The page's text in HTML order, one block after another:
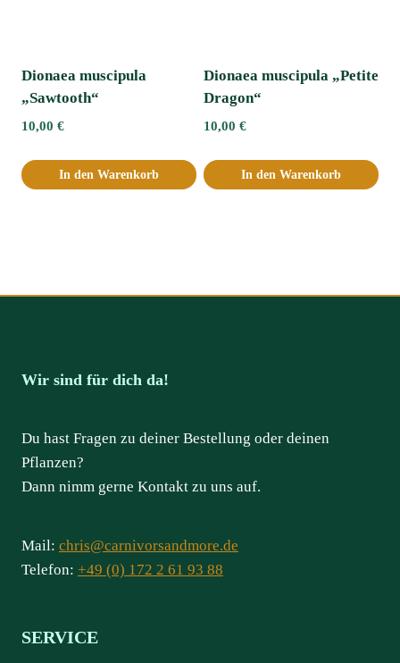
Dionaea muscipula
„Sawtooth“
10,00 €
In den Warenkorb
Dionaea muscipula „Petite
Dragon“
10,00 €
In den Warenkorb
Wir sind für dich da!
Du hast Fragen zu deiner Bestellung oder deinen
Pflanzen?
Dann nimm gerne Kontakt zu uns auf.
Mail: chris@carnivorsandmore.de
Telefon: +49 (0) 172 2 61 93 88
SERVICE